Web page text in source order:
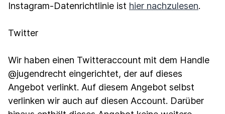
Instagram-Datenrichtlinie ist hier nachzulesen.
Twitter
Wir haben einen Twitteraccount mit dem Handle
@jugendrecht eingerichtet, der auf dieses
Angebot verlinkt. Auf diesem Angebot selbst
verlinken wir auch auf diesen Account. Darüber